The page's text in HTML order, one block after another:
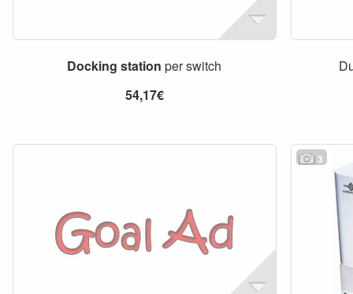
Docking station per switch
54,17€
3